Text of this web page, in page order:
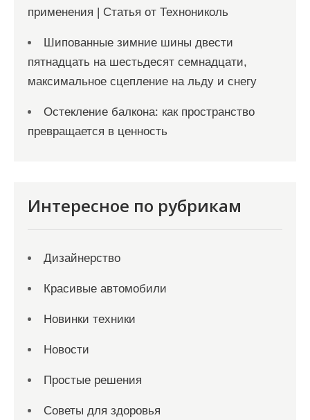
применения | Статья от Технониколь
Шипованные зимние шины двести
пятнадцать на шестьдесят семнадцати,
максимальное сцепление на льду и снегу
Остекление балкона: как пространство
превращается в ценность
Интересное по рубрикам
Дизайнерство
Красивые автомобили
Новинки техники
Новости
Простые решения
Советы для здоровья